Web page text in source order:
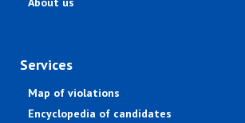
Services
Map of violations
Encyclopedia of candidates